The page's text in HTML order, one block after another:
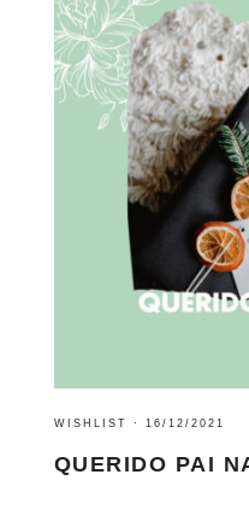
WISHLIST · 16/12/2021
QUERIDO PAI